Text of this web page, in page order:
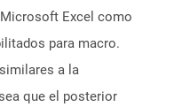
Excel como
para macro.
a la
que el posterior